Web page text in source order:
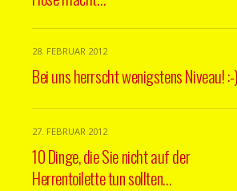
28. FEBRUAR 2012
Bei uns herrscht wenigstens Niveau! :-)
27. FEBRUAR 2012
10 Dinge, die Sie nicht auf der
Herrentoilette tun sollten…